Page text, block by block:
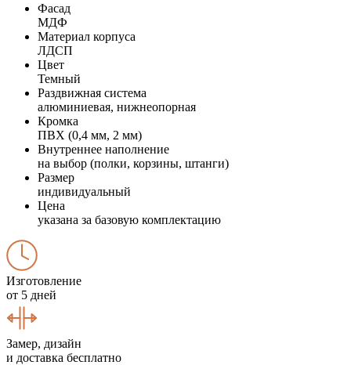
Фасад
МДФ
Материал корпуса
ЛДСП
Цвет
Темный
Раздвижная система
алюминиевая, нижнеопорная
Кромка
ПВХ (0,4 мм, 2 мм)
Внутреннее наполнение
на выбор (полки, корзины, штанги)
Размер
индивидуальный
Цена
указана за базовую комплектацию
Изготовление
от 5 дней
Замер, дизайн
и доставка бесплатно